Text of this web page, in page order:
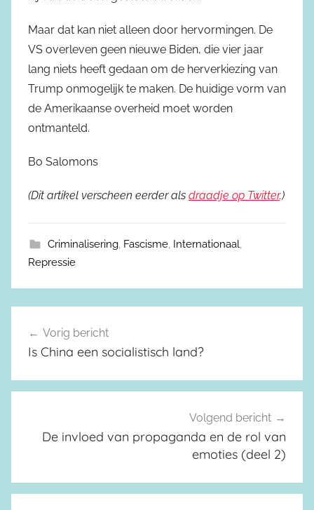
Maar dat kan niet alleen door hervormingen. De
VS overleven geen nieuwe Biden, die vier jaar
lang niets heeft gedaan om de herverkiezing van
Trump onmogelijk te maken. De huidige vorm van
de Amerikaanse overheid moet worden
ontmanteld.
Bo Salomons
(Dit artikel verscheen eerder als draadje op Twitter.)
Criminalisering, Fascisme, Internationaal,
Repressie
Berichtnavigatie
Vorig bericht
Is China een socialistisch land?
Volgend bericht
De invloed van propaganda en de rol van
emoties (deel 2)